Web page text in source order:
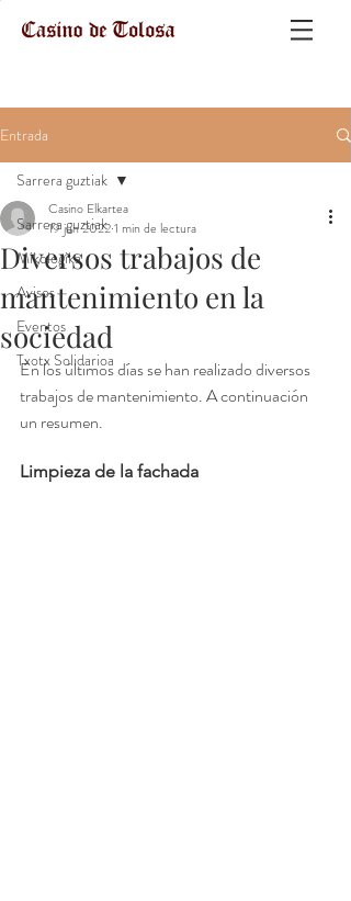
Entrada
Sarrera guztiak
Mikologika
Avisos
Eventos
Txotx Solidarioa
Sarrera guztiak
Diversos trabajos de
mantenimiento en la
sociedad
Casino Elkartea
19 jun 20221 min de lectura
En los últimos días se han realizado diversos
trabajos de mantenimiento. A continuación
un resumen.
Limpieza de la fachada